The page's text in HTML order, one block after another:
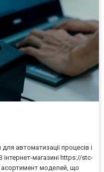
автоматизації процесів і
магазині https://stc-
моделей, що